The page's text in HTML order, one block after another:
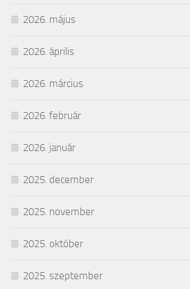
2026. május
2026. április
2026. március
2026. február
2026. január
2025. december
2025. november
2025. október
2025. szeptember